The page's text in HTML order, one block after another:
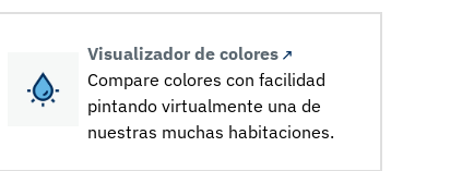
Visualizador de colores
Compare colores con facilidad
pintando virtualmente una de
nuestras muchas habitaciones.